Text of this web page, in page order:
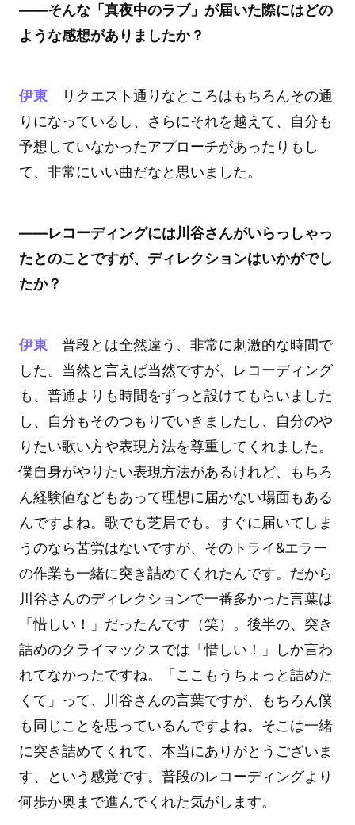
――そんな「真夜中のラブ」が届いた際にはどの
ような感想がありましたか？
伊東リクエスト通りなところはもちろんその通
りになっているし、さらにそれを越えて、自分も
予想していなかったアプローチがあったりもし
て、非常にいい曲だなと思いました。
――レコーディングには川谷さんがいらっしゃっ
たとのことですが、ディレクションはいかがでし
たか？
伊東普段とは全然違う、非常に刺激的な時間で
した。当然と言えば当然ですが、レコーディング
も、普通よりも時間をずっと設けてもらいました
し、自分もそのつもりでいきましたし、自分のや
りたい歌い方や表現方法を尊重してくれました。
僕自身がやりたい表現方法があるけれど、もちろ
ん経験値などもあって理想に届かない場面もある
んですよね。歌でも芝居でも。すぐに届いてしま
うのなら苦労はないですが、そのトライ&エラー
の作業も一緒に突き詰めてくれたんです。だから
川谷さんのディレクションで一番多かった言葉は
「惜しい！」だったんです（笑）。後半の、突き
詰めのクライマックスでは「惜しい！」しか言わ
れてなかったですね。「ここもうちょっと詰めた
くて」って、川谷さんの言葉ですが、もちろん僕
も同じことを思っているんですよね。そこは一緒
に突き詰めてくれて、本当にありがとうございま
す、という感覚です。普段のレコーディングより
何歩か奥まで進んでくれた気がします。